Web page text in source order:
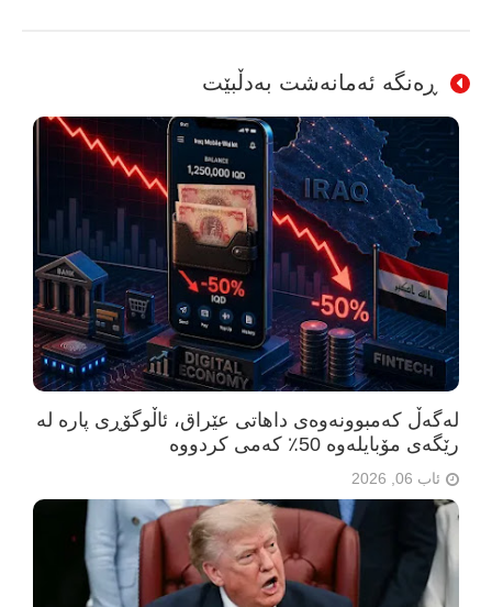
ڕەنگە ئەمانەشت بەدڵبێت
لەگەڵ کەمبوونەوەی داهاتی عێراق، ئاڵوگۆڕی پارە لە
رێگەی مۆبایلەوە 50٪ کەمی کردووە
ئاب 06, 2026